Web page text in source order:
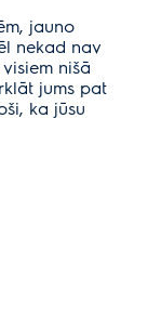
jauno
nekad nav
nišā
jums pat
ka jūsu